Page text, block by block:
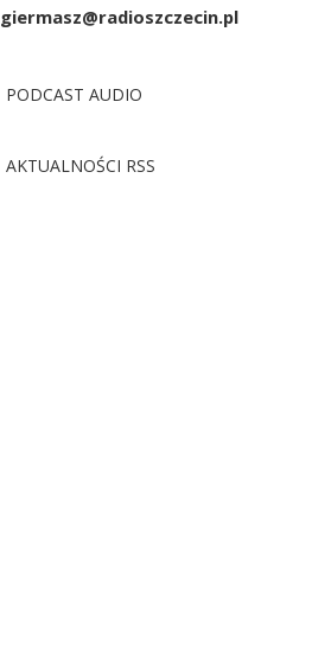
giermasz@radioszczecin.pl
PODCAST AUDIO
AKTUALNOŚCI RSS